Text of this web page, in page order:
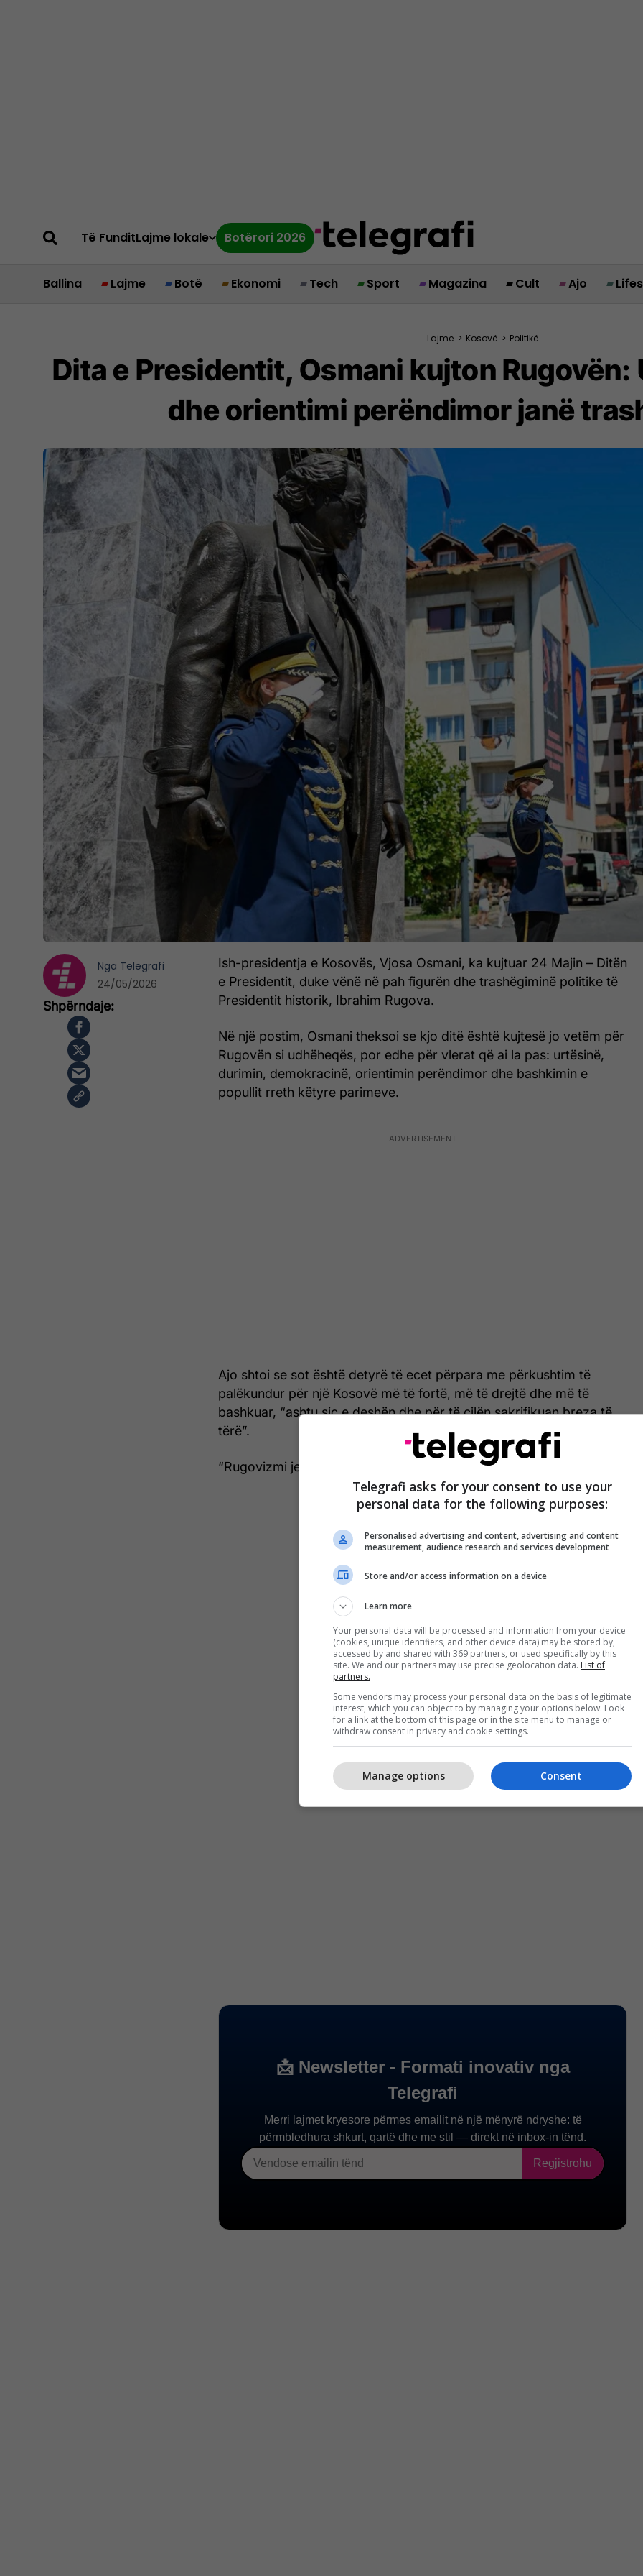
Të FunditLajme lokale Botërori 2026
Ballina Lajme Botë Ekonomi Tech Sport Magazina Cult Ajo
Lajme > Kosovë > Politikë
Dita e Presidentit, Osmani kujton
dhe orientimi perëndimor janë
Ish-presidentja e Kosovës, Vjosa Osmani, ka kujtuar 24 Majin – Ditën
e Presidentit, duke vënë në pah figurën dhe trashëgiminë politike të
Presidentit historik, Ibrahim Rugova.
Në një postim, Osmani theksoi se kjo ditë është kujtesë jo vetëm për
Rugovën si udhëheqës, por edhe për vlerat që ai la pas: urtësinë,
durimin, demokracinë, orientimin perëndimor dhe bashkimin e
popullit rreth këtyre parimeve.
Ajo shtoi se sot është detyrë të ecet përpara me përkushtim të
palëkundur për një Kosovë më të fortë, më të drejtë dhe më të
bashkuar, “ashtu siç e deshën dhe për të cilën sakrifikuan breza të
tërë”.
“Rugovizmi jeton! Rugovizmi fiton!”, përfundoi Osmani.
Nga Telegrafi
24/05/2026
Telegrafi asks for your consent to use your
personal data for the following purposes:
Personalised advertising and content, advertising and content
measurement, audience research and services development
Store and/or access information on a device
Learn more
Your personal data will be processed and information from your device
(cookies, unique identifiers, and other device data) may be stored by,
accessed by and shared with 369 partners, or used specifically by this
site. We and our partners may use precise geolocation data. List of
partners.
Some vendors may process your personal data on the basis of legitimate
interest, which you can object to by managing your options below. Look
for a link at the bottom of this page or in the site menu to manage or
withdraw consent in privacy and cookie settings.
Consent
Manage options